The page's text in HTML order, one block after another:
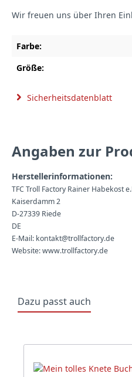
Wir freuen uns über Ihren
Farbe:
Größe:
Sicherheitsdatenblatt
Angaben zur
Herstellerinformationen:
TFC Troll Factory Rainer Habekost
Kaiserdamm 2
D-27339 Riede
DE
E-Mail: kontakt@trollfactory.de
Website: www.trollfactory.de
Dazu passt auch